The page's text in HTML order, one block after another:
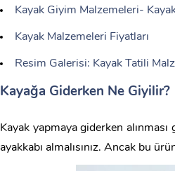
Kayak Giyim Malzemeleri-
Kayak Malzemeleri Fiyatları
Resim Galerisi: Kayak Tatili
Kayağa Giderken Ne Giyilir?
Kayak yapmaya giderken
ayakkabı almalısınız. Ancak bu